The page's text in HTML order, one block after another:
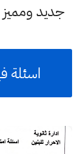
جديد
اسئلة